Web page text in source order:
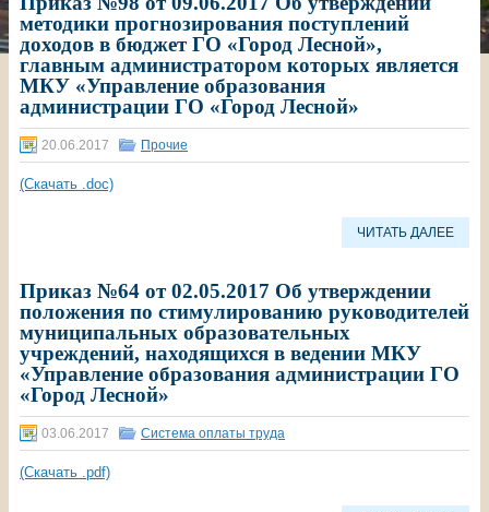
методики прогнозирования поступлений
доходов в бюджет ГО «Город Лесной»,
главным администратором которых является
МКУ «Управление образования
администрации ГО «Город Лесной»
20.06.2017 Прочие
(Скачать .doc)
ЧИТАТЬ ДАЛЕЕ
Приказ №64 от 02.05.2017 Об утверждении
положения по стимулированию руководителей
муниципальных образовательных
учреждений, находящихся в ведении МКУ
«Управление образования администрации ГО
«Город Лесной»
03.06.2017 Система оплаты труда
(Скачать .pdf)